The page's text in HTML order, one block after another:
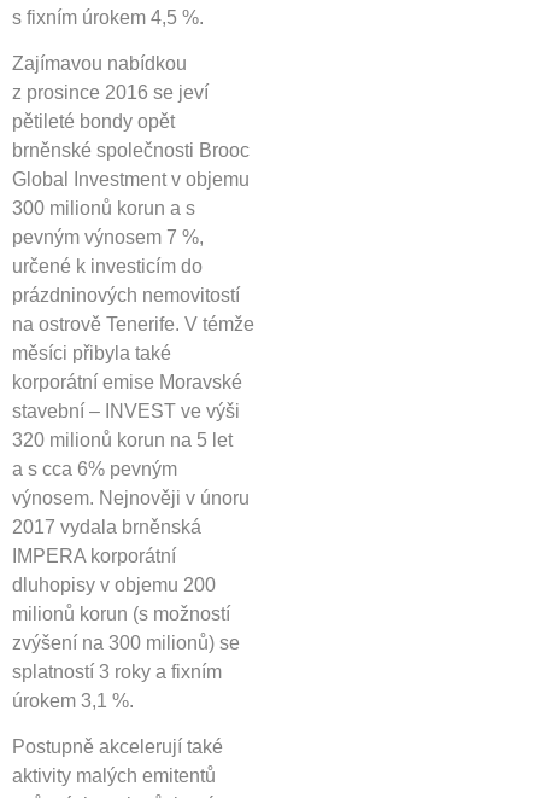
s fixním úrokem 4,5 %.
Zajímavou nabídkou
z prosince 2016 se jeví
pětileté bondy opět
brněnské společnosti Brooc
Global Investment v objemu
300 milionů korun a s
pevným výnosem 7 %,
určené k investicím do
prázdninových nemovitostí
na ostrově Tenerife. V témže
měsíci přibyla také
korporátní emise Moravské
stavební – INVEST ve výši
320 milionů korun na 5 let
a s cca 6% pevným
výnosem. Nejnověji v únoru
2017 vydala brněnská
IMPERA korporátní
dluhopisy v objemu 200
milionů korun (s možností
zvýšení na 300 milionů) se
splatností 3 roky a fixním
úrokem 3,1 %.
Postupně akcelerují také
aktivity malých emitentů